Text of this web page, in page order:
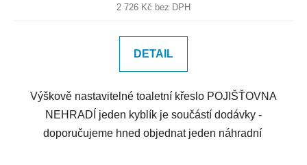
2 726 Kč bez DPH
DETAIL
Výškově nastavitelné toaletní křeslo POJIŠŤOVNA
NEHRADÍ jeden kyblík je součástí dodávky -
doporučujeme hned objednat jeden náhradní